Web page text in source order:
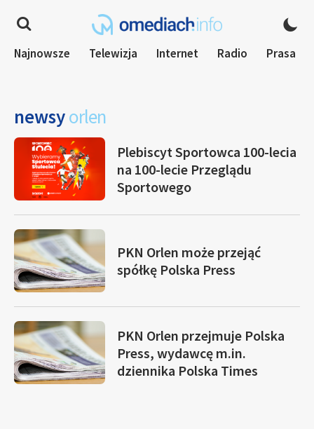
Najnowsze Telewizja Internet Radio Prasa
newsyorlen
Plebiscyt Sportowca 100-lecia
na 100-lecie Przeglądu
Sportowego
PKN Orlen może przejąć
spółkę Polska Press
PKN Orlen przejmuje Polska
Press, wydawcę m.in.
dziennika Polska Times